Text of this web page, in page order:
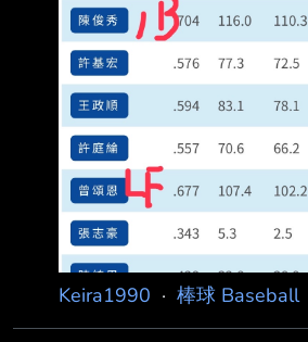
Keira1990 · 棒球 Baseball